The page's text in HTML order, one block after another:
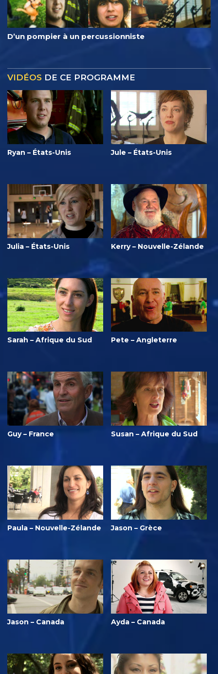
D’un pompier à un percussionniste
VIDÉOS DE CE PROGRAMME
Ryan – États-Unis Jule – États-Unis
Julia – États-Unis Kerry – Nouvelle-Zélande
Sarah – Afrique du Sud Pete – Angleterre
Guy – France Susan – Afrique du Sud
Paula – Nouvelle-Zélande Jason – Grèce
Jason – Canada Ayda – Canada